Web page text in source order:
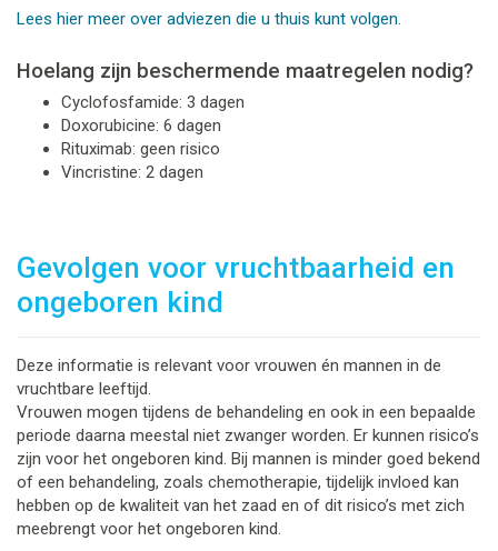
Lees hier meer over adviezen die u thuis kunt volgen.
Hoelang zijn beschermende maatregelen nodig?
Cyclofosfamide: 3 dagen
Doxorubicine: 6 dagen
Rituximab: geen risico
Vincristine: 2 dagen
Gevolgen voor vruchtbaarheid en
ongeboren kind
Deze informatie is relevant voor vrouwen én mannen in de
vruchtbare leeftijd.
Vrouwen mogen tijdens de behandeling en ook in een bepaalde
periode daarna meestal niet zwanger worden. Er kunnen risico’s
zijn voor het ongeboren kind. Bij mannen is minder goed bekend
of een behandeling, zoals chemotherapie, tijdelijk invloed kan
hebben op de kwaliteit van het zaad en of dit risico’s met zich
meebrengt voor het ongeboren kind.